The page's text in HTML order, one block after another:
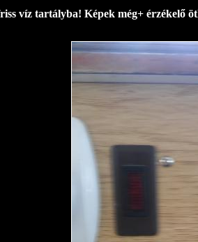
víz tartályba! Képek még+ érzékelő